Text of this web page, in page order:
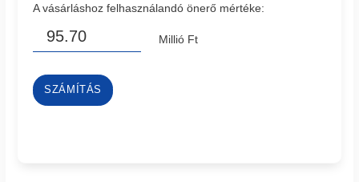
A vásárláshoz felhasználandó önerő mértéke:
Millió Ft
SZÁMÍTÁS